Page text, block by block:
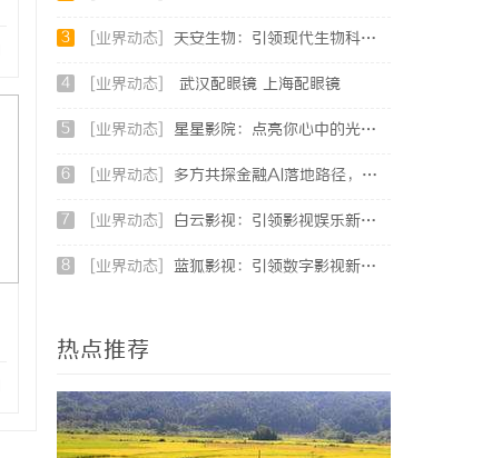
3 [业界动态] 天安生物：引领现代生物科技创新发展的先锋企业
4 [业界动态] 武汉配眼镜 上海配眼镜
5 [业界动态] 星星影院：点亮你心中的光影世界，畅享极致观影体验
6 [业界动态] 多方共探金融AI落地路径，天创信用星图AI助力产业金融智能升级
7 [业界动态] 白云影视：引领影视娱乐新时代的先锋力量
8 [业界动态] 蓝狐影视：引领数字影视新时代的创新力量
热点推荐